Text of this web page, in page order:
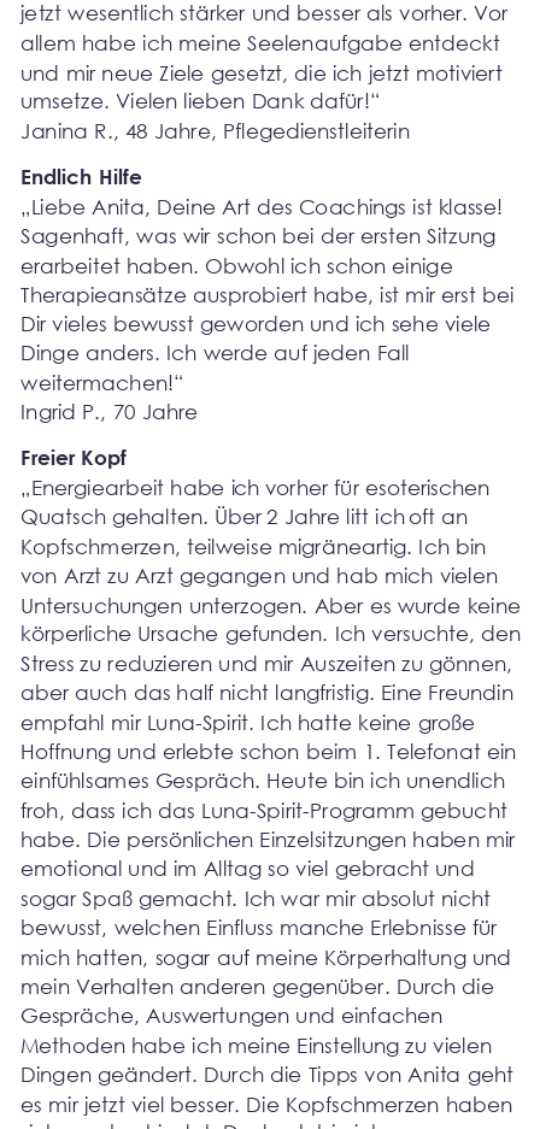
jetzt wesentlich stärker und besser als vorher. Vor
allem habe ich meine Seelenaufgabe entdeckt
und mir neue Ziele gesetzt, die ich jetzt motiviert
umsetze. Vielen lieben Dank dafür!“
Janina R., 48 Jahre, Pflegedienstleiterin
Endlich Hilfe
„Liebe Anita, Deine Art des Coachings ist klasse!
Sagenhaft, was wir schon bei der ersten Sitzung
erarbeitet haben. Obwohl ich schon einige
Therapieansätze ausprobiert habe, ist mir erst bei
Dir vieles bewusst geworden und ich sehe viele
Dinge anders. Ich werde auf jeden Fall
weitermachen!“
Ingrid P., 70 Jahre
Freier Kopf
„Energiearbeit habe ich vorher für esoterischen
Quatsch gehalten. Über 2 Jahre litt ich oft an
Kopfschmerzen, teilweise migräneartig. Ich bin
von Arzt zu Arzt gegangen und hab mich vielen
Untersuchungen unterzogen. Aber es wurde keine
körperliche Ursache gefunden. Ich versuchte, den
Stress zu reduzieren und mir Auszeiten zu gönnen,
aber auch das half nicht langfristig. Eine Freundin
empfahl mir Luna-Spirit. Ich hatte keine große
Hoffnung und erlebte schon beim 1. Telefonat ein
einfühlsames Gespräch. Heute bin ich unendlich
froh, dass ich das Luna-Spirit-Programm gebucht
habe. Die persönlichen Einzelsitzungen haben mir
emotional und im Alltag so viel gebracht und
sogar Spaß gemacht. Ich war mir absolut nicht
bewusst, welchen Einfluss manche Erlebnisse für
mich hatten, sogar auf meine Körperhaltung und
mein Verhalten anderen gegenüber. Durch die
Gespräche, Auswertungen und einfachen
Methoden habe ich meine Einstellung zu vielen
Dingen geändert. Durch die Tipps von Anita geht
es mir jetzt viel besser. Die Kopfschmerzen haben